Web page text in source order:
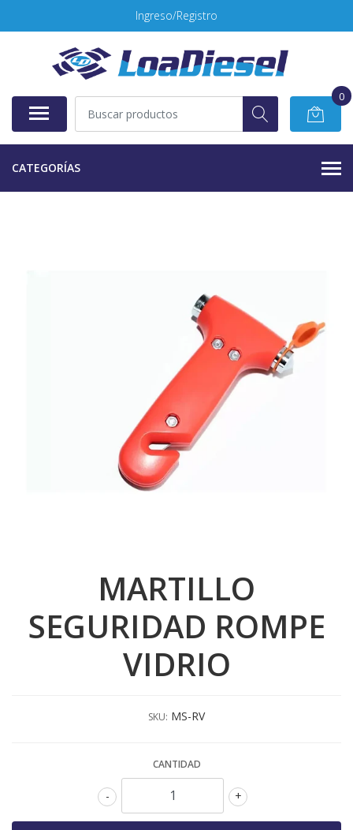
Ingreso/Registro
0
CATEGORÍAS
MARTILLO
SEGURIDAD ROMPE
VIDRIO
SKU: MS-RV
CANTIDAD
+
-